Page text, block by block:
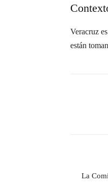
Veracruz
están
La